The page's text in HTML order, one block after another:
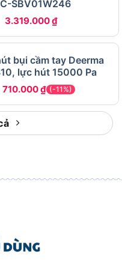
lỏng
Hoạt động liên tục
Giữ lại bụi mịn, bảo
vệ động cơ
khuất, khe hẹp
bề mặt và chất liệu
Vươn tới các khu
vực khó tiếp cận
SBV01W246
3.319.000₫
bụi cầm tay Deerma
lực hút 15000 Pa
710.000₫ (-11%)